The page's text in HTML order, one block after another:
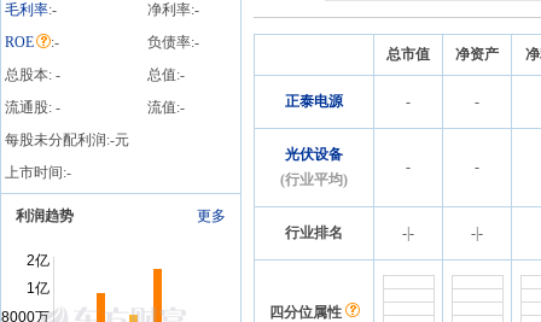
毛利率:- 净利率:-
ROE
:- 负债率:-
总股本: - 总值:-
流通股: - 流值:-
每股未分配利润:-元
上市时间:-
利润趋势 更多
总市值 净资产
正泰电源 - -
光伏设备
(行业平均)
- -
行业排名 -- --
四分位属性